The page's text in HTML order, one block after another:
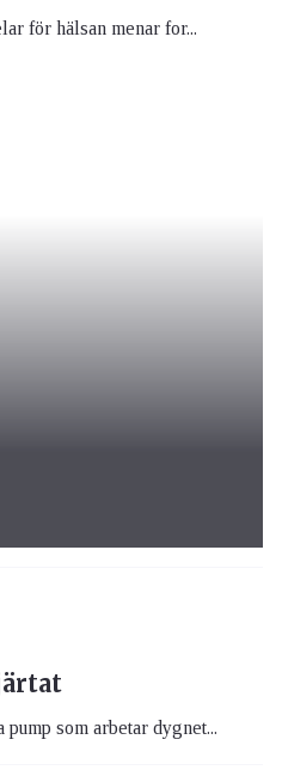
för hälsan menar for...
som arbetar dygnet...